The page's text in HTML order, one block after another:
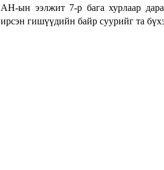
АН-ын ээлжит 7-р бага хурлаар
ирсэн гишүүдийн байр суурийг та